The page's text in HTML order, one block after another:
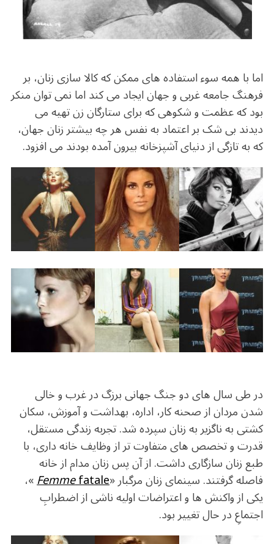
اما با همه سوء استفاده های ممکن که کالا سازی زنان، بر
فرهنگ جامعه غربی و جهان ایجاد می کند اما نمی توان منکر
بود که عظمت و شکوهی که برای ستارگان زن تهیه می
دیدند بی شک بر اعتماد به نفس هر چه بیشتر زنان جهان،
که به تازگی از دنیای آشپزخانه بیرون آمده بودند می افزود.
در طی سال های دو جنگ جهانی برزگ در غرب و خالی
شدن مردان از صحنه کار، اداره، بهداشت و آموزش، سکان
کشتی به ناگزیر به زنان سپرده شد. تجربه زندگی مستقل،
قدرت و تخصص های متفاوت تر از وظایف خانه داری، با
طبع زنان سازگاری داشت. از آن پس زنان مدام از خانه
فاصله گرفتند. سینمای زنان مرگبار « Femmefatale »،
یکی از واکنش ها و اعتراضات اولیه ناشی از اضطرابِ
اجتماعِ در حال تغییر بود.